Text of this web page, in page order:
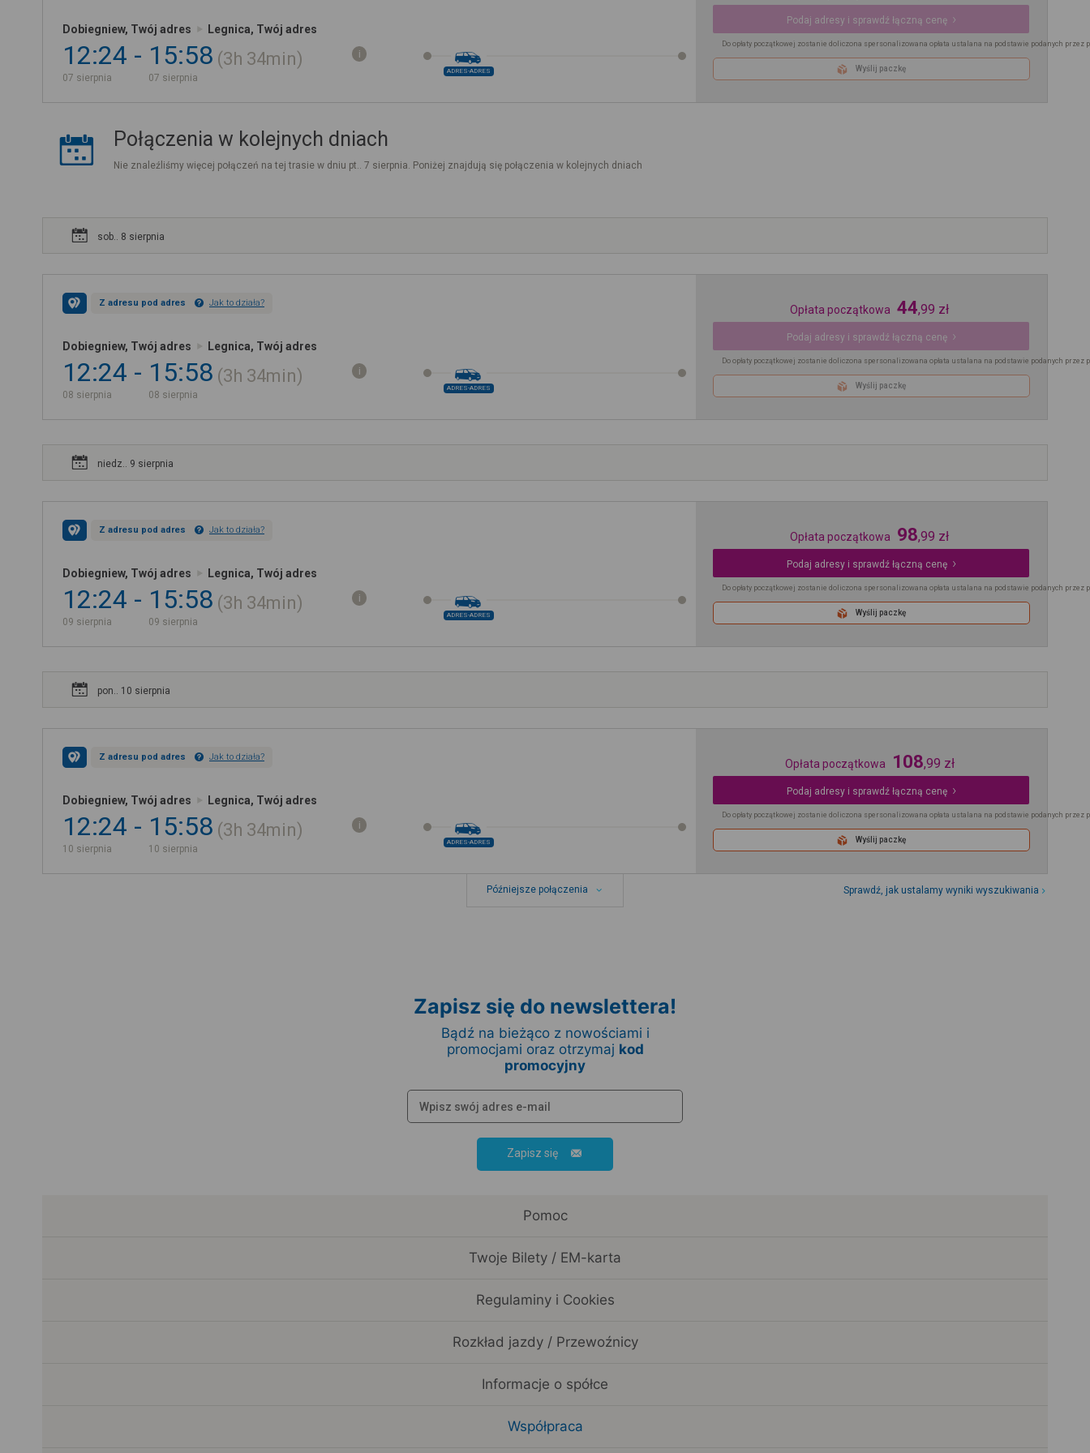
Dobiegniew, Twój adres Legnica, Twój adres
12:24
07 sierpnia
15:58
07 sierpnia
3h 34min
ADRES-ADRES
Podaj adresy i sprawdź łączną cenę
Do opłaty początkowej zostanie doliczona spersonalizowana opłata ustalana na podstawie podanych przez
Wyślij paczkę
Połączenia w kolejnych dniach
Nie znaleźliśmy więcej połączeń na tej trasie w dniu pt.. 7 sierpnia. Poniżej znajdują się połączenia w kolejnych dniach
sob.. 8 sierpnia
Z adresu pod adres Jak to działa?
Dobiegniew, Twój adres Legnica, Twój adres
12:24
08 sierpnia
15:58
08 sierpnia
3h 34min
ADRES-ADRES
Opłata początkowa 44,99 zł
Podaj adresy i sprawdź łączną cenę
Do opłaty początkowej zostanie doliczona spersonalizowana opłata ustalana na podstawie podanych przez
Wyślij paczkę
niedz.. 9 sierpnia
Z adresu pod adres Jak to działa?
Dobiegniew, Twój adres Legnica, Twój adres
12:24
09 sierpnia
15:58
09 sierpnia
3h 34min
ADRES-ADRES
Opłata początkowa 98,99 zł
Podaj adresy i sprawdź łączną cenę
Do opłaty początkowej zostanie doliczona spersonalizowana opłata ustalana na podstawie podanych przez
Wyślij paczkę
pon.. 10 sierpnia
Z adresu pod adres Jak to działa?
Dobiegniew, Twój adres Legnica, Twój adres
12:24
10 sierpnia
15:58
10 sierpnia
3h 34min
ADRES-ADRES
Opłata początkowa 108,99 zł
Podaj adresy i sprawdź łączną cenę
Do opłaty początkowej zostanie doliczona spersonalizowana opłata ustalana na podstawie podanych przez
Wyślij paczkę
Późniejsze połączenia Sprawdź, jak ustalamy wyniki wyszukiwania
Zapisz się do newslettera!
Bądź na bieżąco z nowościami i
promocjami oraz otrzymaj kod
promocyjny
Zapisz się
Pomoc
Twoje Bilety / EM-karta
Regulaminy i Cookies
Rozkład jazdy / Przewoźnicy
Informacje o spółce
Współpraca